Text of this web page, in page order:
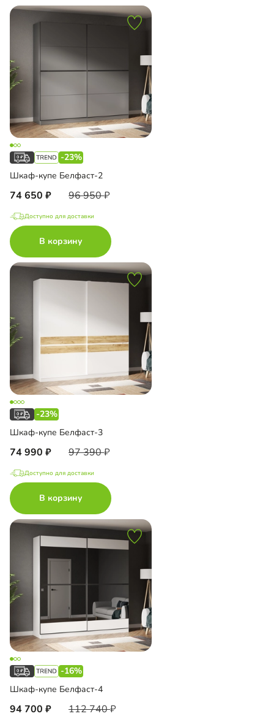
-23%
Шкаф-купе Белфаст-2
74 650 96 950
Доступно для доставки
В корзину
-23%
Шкаф-купе Белфаст-3
74 990 97 390
Доступно для доставки
В корзину
-16%
Шкаф-купе Белфаст-4
94 700 112 740